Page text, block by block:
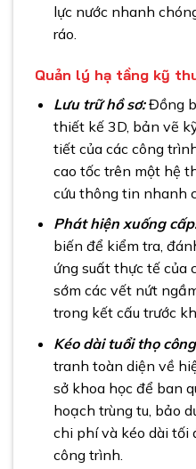
lực nước nhanh
ráo.
Quản lý hạ tầng kỹ
Lưu trữ hồ sơ:Đồng
thiết kế 3D, bản vẽ
tiết của các công
cao tốc trên một hệ
cứu thông tin nhanh
Phát hiện xuống
biến để kiểm tra,
ứng suất thực tế của
sớm các vết nứt
trong kết cấu trước
Kéo dài tuổi thọ
tranh toàn diện về
sở khoa học để ban
hoạch trùng tu, bảo
chi phí và kéo dài tối
công trình.